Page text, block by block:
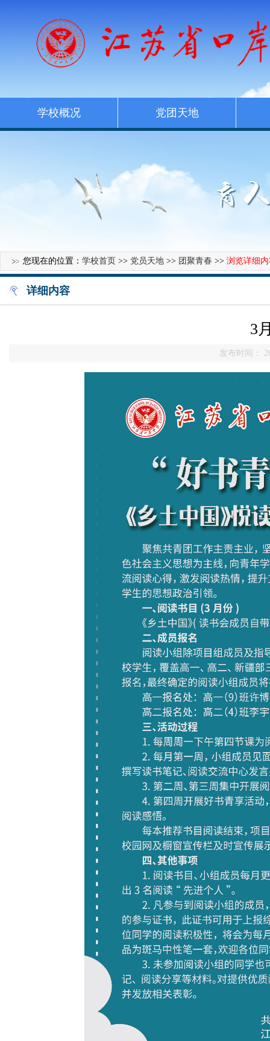
学校概况 党团天地
您现在的位置： 学校首页 >> 党员天地 >> 团聚青春 >> 浏览详细
详细内容
3
发布时间：